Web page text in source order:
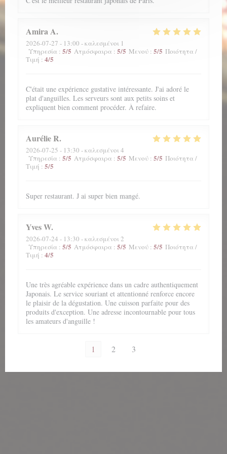
AmiraA
2026-07-27 - 13:00 - καλεσμένοι 1
Υπηρεσία : 5/5 Ατμόσφαιρα : 5/5 Μενού : 5/5 Ποιότητα /
Τιμή : 4/5
C'était une expérience gustative intéressante. J'ai adoré le
plat d'anguilles. Les serveurs sont aux petits soins et
expliquent bien comment procéder. À refaire.
AurélieR
2026-07-25 - 13:30 - καλεσμένοι 4
Υπηρεσία : 5/5 Ατμόσφαιρα : 5/5 Μενού : 5/5 Ποιότητα /
Τιμή : 5/5
Super restaurant. J ai super bien mangé.
YvesW
2026-07-24 - 13:30 - καλεσμένοι 2
Υπηρεσία : 5/5 Ατμόσφαιρα : 5/5 Μενού : 5/5 Ποιότητα /
Τιμή : 4/5
Une très agréable expérience dans un cadre authentiquement
Japonais. Le service souriant et attentionné renforce encore
le plaisir de la dégustation. Une cuisson parfaite pour des
produits d'exception. Une adresse incontournable pour tous
les amateurs d'anguille !
1 2 3